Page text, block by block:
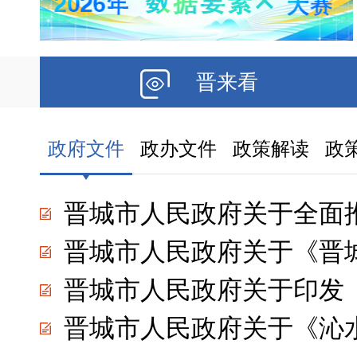
晋来看
政府文件 政办文件 政策解读 政
晋城市人民政府关于全面推行
晋城市人民政府关于《晋城市电网布局专
晋城市人民政府关于印发《晋城市国民经济
晋城市人民政府关于《沁水经济技术